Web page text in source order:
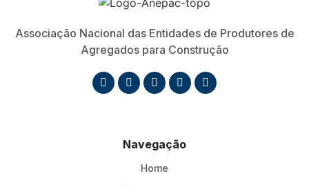
Associação Nacional das Entidades de Produtores de
Agregados para Construção
Navegação
Home